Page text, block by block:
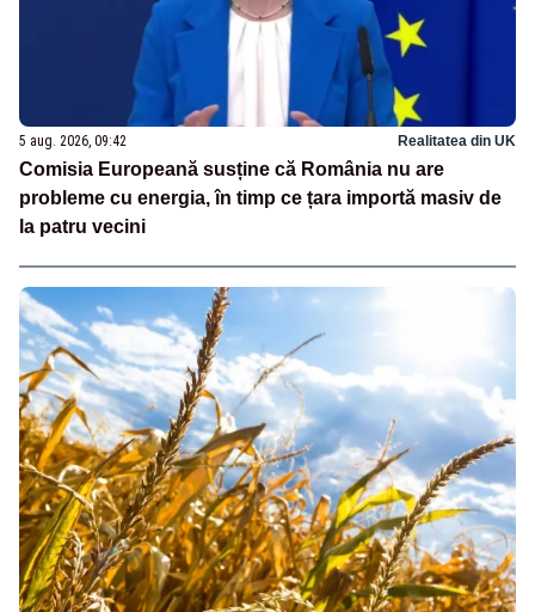
5 aug. 2026, 09:42 Realitatea din UK
Comisia Europeană susține că România nu are
probleme cu energia, în timp ce țara importă masiv de
la patru vecini